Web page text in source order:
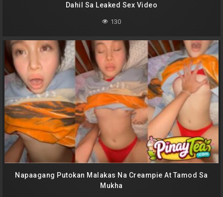
Dahil Sa Leaked Sex Video
130
Napaagang Putokan Malakas Na Creampie At Tamod Sa
Mukha